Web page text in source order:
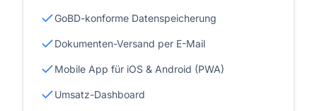
GoBD-konforme Datenspeicherung
Dokumenten-Versand per E-Mail
Mobile App für iOS & Android (PWA)
Umsatz-Dashboard